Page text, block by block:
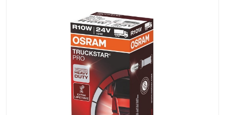
Otomobil Led Far Ampulü
Otomobil Halojen Park Ampulü
Otomobil Led Park Ampulü
Otomobil Gösterge Ampulü